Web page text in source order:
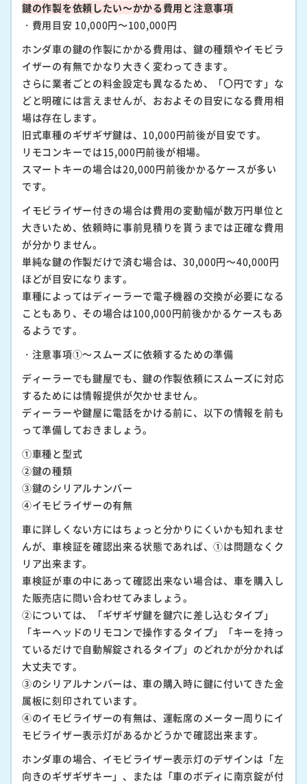
鍵の作製を依頼したい～かかる費用と注意事項
・費用目安 10,000円～100,000円
ホンダ車の鍵の作製にかかる費用は、鍵の種類やイモビラ
イザーの有無でかなり大きく変わってきます。
さらに業者ごとの料金設定も異なるため、「〇円です」な
どと明確には言えませんが、おおよその目安になる費用相
場は存在します。
旧式車種のギザギザ鍵は、10,000円前後が目安です。
リモコンキーでは15,000円前後が相場。
スマートキーの場合は20,000円前後かかるケースが多い
です。
イモビライザー付きの場合は費用の変動幅が数万円単位と
大きいため、依頼時に事前見積りを貰うまでは正確な費用
が分かりません。
単純な鍵の作製だけで済む場合は、30,000円～40,000円
ほどが目安になります。
車種によってはディーラーで電子機器の交換が必要になる
こともあり、その場合は100,000円前後かかるケースもあ
るようです。
・注意事項①～スムーズに依頼するための準備
ディーラーでも鍵屋でも、鍵の作製依頼にスムーズに対応
するためには情報提供が欠かせません。
ディーラーや鍵屋に電話をかける前に、以下の情報を前も
って準備しておきましょう。
①車種と型式
②鍵の種類
③鍵のシリアルナンバー
④イモビライザーの有無
車に詳しくない方にはちょっと分かりにくいかも知れませ
んが、車検証を確認出来る状態であれば、①は問題なくク
リア出来ます。
車検証が車の中にあって確認出来ない場合は、車を購入し
た販売店に問い合わせてみましょう。
②については、「ギザギザ鍵を鍵穴に差し込むタイプ」
「キーヘッドのリモコンで操作するタイプ」「キーを持っ
ているだけで自動解錠されるタイプ」のどれかが分かれば
大丈夫です。
③のシリアルナンバーは、車の購入時に鍵に付いてきた金
属板に刻印されています。
④のイモビライザーの有無は、運転席のメーター周りにイ
モビライザー表示灯があるかどうかで確認出来ます。
ホンダ車の場合、イモビライザー表示灯のデザインは「左
向きのギザギザキー」、または「車のボディに南京錠が付